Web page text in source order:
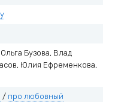
Бузова, Влад
Юлия Ефременкова,
/ про любовный